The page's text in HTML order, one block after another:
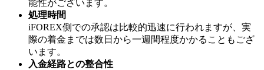
能性がございます。
処理時間
iFOREX側での承認は比較的迅速に行われますが、実
際の着金までは数日から一週間程度かかることもござ
います。
入金経路との整合性